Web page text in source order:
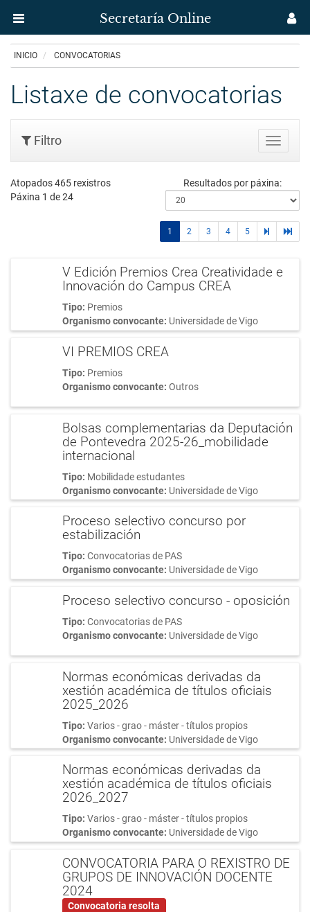
principal
Secretaría Online
Secretaría
Uvigo
INICIO CONVOCATORIAS
Listaxe de convocatorias
Buscar
Filtro
Atopados 465 rexistros
Páxina 1 de 24
Resultados por páxina:
1 2 3 4 5
páginas
V Edición Premios Crea Creatividade e
Innovación do Campus CREA
Tipo: Premios
Organismo convocante: Universidade de Vigo
VI PREMIOS CREA
Tipo: Premios
Organismo convocante: Outros
Bolsas complementarias da Deputación
de Pontevedra 2025-26_mobilidade
internacional
Tipo: Mobilidade estudantes
Organismo convocante: Universidade de Vigo
Proceso selectivo concurso por
estabilización
Tipo: Convocatorias de PAS
Organismo convocante: Universidade de Vigo
Proceso selectivo concurso - oposición
Tipo: Convocatorias de PAS
Organismo convocante: Universidade de Vigo
Normas económicas derivadas da
xestión académica de títulos oficiais
2025_2026
Tipo: Varios - grao - máster - títulos propios
Organismo convocante: Universidade de Vigo
Normas económicas derivadas da
xestión académica de títulos oficiais
2026_2027
Tipo: Varios - grao - máster - títulos propios
Organismo convocante: Universidade de Vigo
CONVOCATORIA PARA O REXISTRO DE
GRUPOS DE INNOVACIÓN DOCENTE
2024
Convocatoria resolta